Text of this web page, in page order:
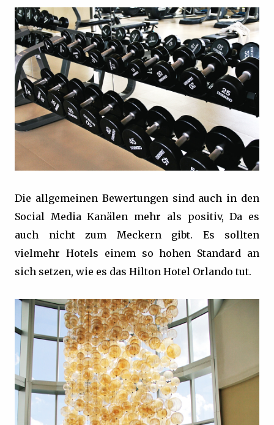
Die allgemeinen Bewertungen sind auch in den
Social Media Kanälen mehr als positiv, Da es
auch nicht zum Meckern gibt. Es sollten
vielmehr Hotels einem so hohen Standard an
sich setzen, wie es das Hilton Hotel Orlando tut.